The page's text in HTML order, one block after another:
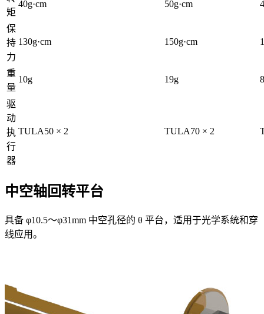
矩
40g·cm 50g·cm
保
持
力
130g·cm 150g·cm
重
量
10g 19g
驱
动
执
行
器
TULA50 × 2 TULA70 × 2
中空轴回转平台
具备 φ10.5〜φ31mm 中空孔径的 θ 平台，适用于光学系统和穿
线应用。